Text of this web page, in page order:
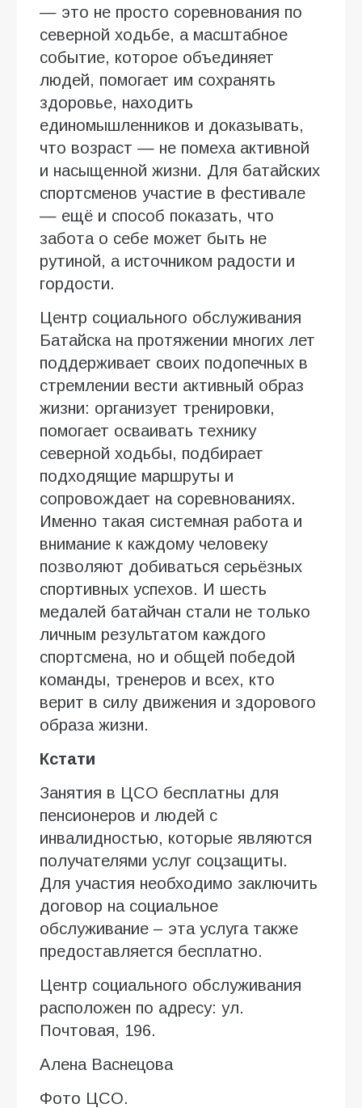
— это не просто соревнования по
северной ходьбе, а масштабное
событие, которое объединяет
людей, помогает им сохранять
здоровье, находить
единомышленников и доказывать,
что возраст — не помеха активной
и насыщенной жизни. Для батайских
спортсменов участие в фестивале
— ещё и способ показать, что
забота о себе может быть не
рутиной, а источником радости и
гордости.
Центр социального обслуживания
Батайска на протяжении многих лет
поддерживает своих подопечных в
стремлении вести активный образ
жизни: организует тренировки,
помогает осваивать технику
северной ходьбы, подбирает
подходящие маршруты и
сопровождает на соревнованиях.
Именно такая системная работа и
внимание к каждому человеку
позволяют добиваться серьёзных
спортивных успехов. И шесть
медалей батайчан стали не только
личным результатом каждого
спортсмена, но и общей победой
команды, тренеров и всех, кто
верит в силу движения и здорового
образа жизни.
Кстати
Занятия в ЦСО бесплатны для
пенсионеров и людей с
инвалидностью, которые являются
получателями услуг соцзащиты.
Для участия необходимо заключить
договор на социальное
обслуживание – эта услуга также
предоставляется бесплатно.
Центр социального обслуживания
расположен по адресу: ул.
Почтовая, 196.
Алена Васнецова
Фото ЦСО.